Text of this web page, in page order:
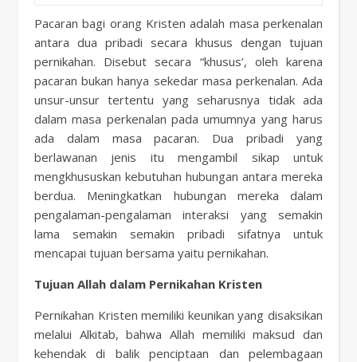
Pacaran bagi orang Kristen adalah masa perkenalan
antara dua pribadi secara khusus dengan tujuan
pernikahan. Disebut secara “khusus’, oleh karena
pacaran bukan hanya sekedar masa perkenalan. Ada
unsur-unsur tertentu yang seharusnya tidak ada
dalam masa perkenalan pada umumnya yang harus
ada dalam masa pacaran. Dua pribadi yang
berlawanan jenis itu mengambil sikap untuk
mengkhususkan kebutuhan hubungan antara mereka
berdua. Meningkatkan hubungan mereka dalam
pengalaman-pengalaman interaksi yang semakin
lama semakin semakin pribadi sifatnya untuk
mencapai tujuan bersama yaitu pernikahan.
Tujuan Allah dalam Pernikahan Kristen
Pernikahan Kristen memiliki keunikan yang disaksikan
melalui Alkitab, bahwa Allah memiliki maksud dan
kehendak di balik penciptaan dan pelembagaan